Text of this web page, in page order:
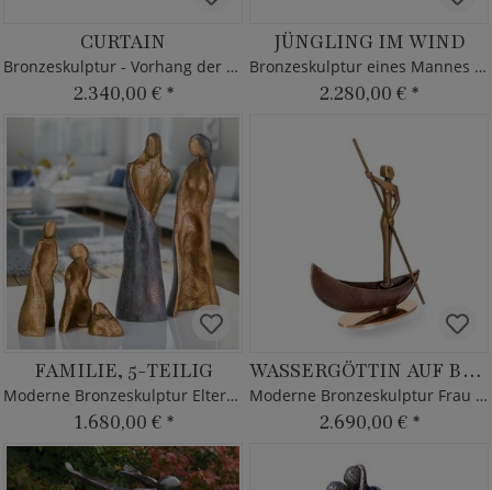
CURTAIN
Bronzeskulptur - Vorhang der Gedanken
2.340,00 € *
JÜNGLING IM WIND
Bronzeskulptur eines Mannes limitiert
2.280,00 € *
FAMILIE, 5-TEILIG
Moderne Bronzeskulptur Eltern und 3 Kinder
1.680,00 € *
WASSERGÖTTIN AUF BARKE
Moderne Bronzeskulptur Frau mit Boot
2.690,00 € *